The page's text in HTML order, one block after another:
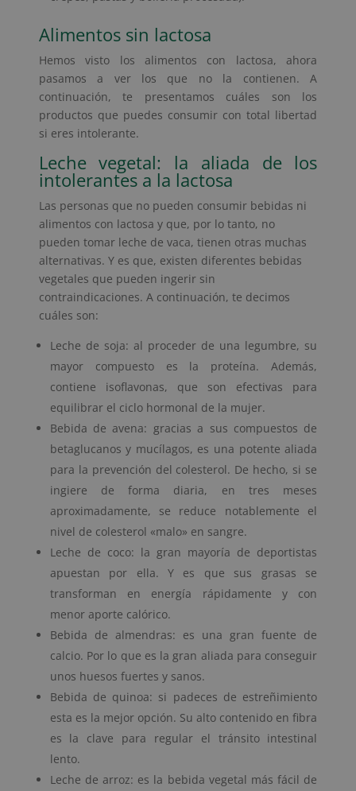
Alimentos sin lactosa
Hemos visto los alimentos con lactosa, ahora
pasamos a ver los que no la contienen. A
continuación, te presentamos cuáles son los
productos que puedes consumir con total libertad
si eres intolerante.
Leche vegetal: la aliada de los
intolerantes a la lactosa
Las personas que no pueden consumir bebidas ni
alimentos con lactosa y que, por lo tanto, no
pueden tomar leche de vaca, tienen otras muchas
alternativas. Y es que, existen diferentes bebidas
vegetales que pueden ingerir sin
contraindicaciones. A continuación, te decimos
cuáles son:
Leche de soja: al proceder de una legumbre, su
mayor compuesto es la proteína. Además,
contiene isoflavonas, que son efectivas para
equilibrar el ciclo hormonal de la mujer.
Bebida de avena: gracias a sus compuestos de
betaglucanos y mucílagos, es una potente aliada
para la prevención del colesterol. De hecho, si se
ingiere de forma diaria, en tres meses
aproximadamente, se reduce notablemente el
nivel de colesterol «malo» en sangre.
Leche de coco: la gran mayoría de deportistas
apuestan por ella. Y es que sus grasas se
transforman en energía rápidamente y con
menor aporte calórico.
Bebida de almendras: es una gran fuente de
calcio. Por lo que es la gran aliada para conseguir
unos huesos fuertes y sanos.
Bebida de quinoa: si padeces de estreñimiento
esta es la mejor opción. Su alto contenido en fibra
es la clave para regular el tránsito intestinal
lento.
Leche de arroz: es la bebida vegetal más fácil de